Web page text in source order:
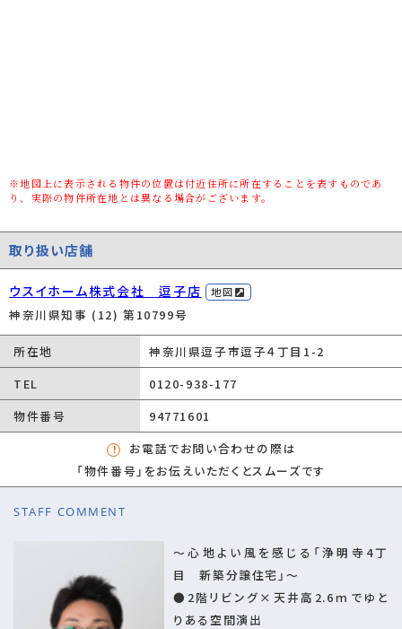
用途地域
第一種低層住居専用
都市計画
市街化区域
種別/構造
新築一戸建/木造
階建
2階建
築年数
新築
総区画数/販売
区画数
-/-
向き
完成済み
その他の法令上
の制限
文化財保護法/宅地造成及び特定盛土等規制
部特別警戒区域
取引態様
専任媒介
引渡時期
※地図上に表示される物件の位置は付近住所に所在することを表すものであ
り、実際の物件所在地とは異なる場合がございます。
取り扱い店舗
ウスイホーム株式会社 逗子店 地図
神奈川県知事 (12) 第10799号
所在地
神奈川県逗子市逗子４丁目1-2
TEL
0120-938-177
物件番号
94771601
お電話でお問い合わせの際は
「物件番号」をお伝えいただくとスムーズです
STAFF COMMENT
～心地よい風を感じる「浄明寺4丁
目 新築分譲住宅」～
●2階リビング×天井高2.6ｍでゆと
りある空間演出